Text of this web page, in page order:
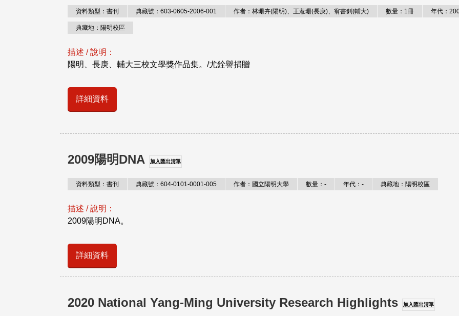
資料類型：書刊 典藏號：603-0605-2006-001 作者：林珊卉(陽明)、王薏珊(長庚)、翁書釗(輔大) 數量：1冊 年代：
典藏地：陽明校區
描述 / 說明：
陽明、長庚、輔大三校文學獎作品集。/尤銓譽捐贈
詳細資料
2009陽明DNA 加入匯出清單
資料類型：書刊 典藏號：604-0101-0001-005 作者：國立陽明大學 數量：- 年代：- 典藏地：陽明校區
描述 / 說明：
2009陽明DNA。
詳細資料
2020 National Yang-Ming University Research Highlights 加入匯出清單